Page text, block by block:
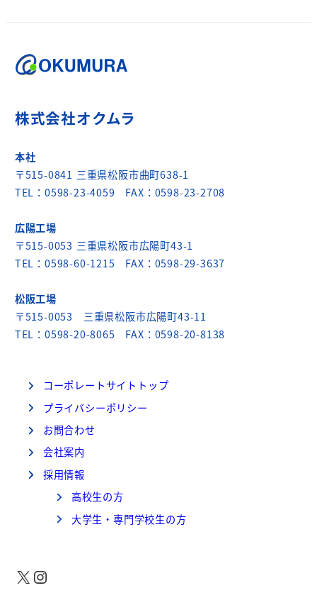
株式会社オクムラ
本社
〒515-0841 三重県松阪市曲町638-1
TEL：0598-23-4059 FAX：0598-23-2708
広陽工場
〒515-0053 三重県松阪市広陽町43-1
TEL：0598-60-1215 FAX：0598-29-3637
松阪工場
〒515-0053 三重県松阪市広陽町43-11
TEL：0598-20-8065 FAX：0598-20-8138
コーポレートサイトトップ
プライバシーポリシー
お問合わせ
会社案内
採用情報
高校生の方
大学生・専門学校生の方
X Instagram